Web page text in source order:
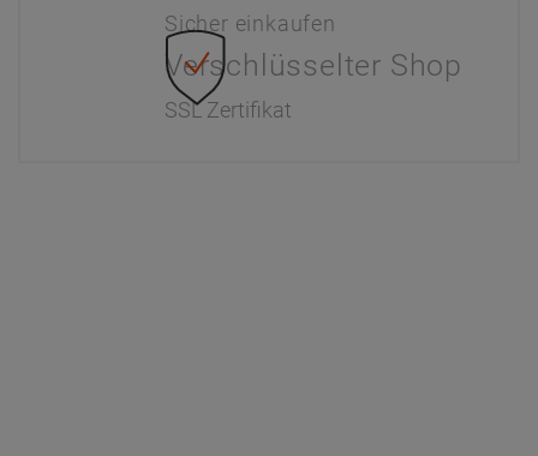
Sicher einkaufen
Verschlüsselter Shop
SSL Zertifikat